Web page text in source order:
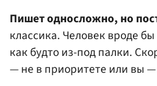
Пишет односложно, но
классика. Человек вроде
как будто из-под палки.
— не в приоритете или вы